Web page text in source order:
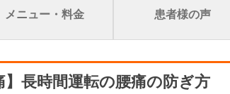
メニュー・料金 患者様の声
】長時間運転の腰痛の防ぎ方